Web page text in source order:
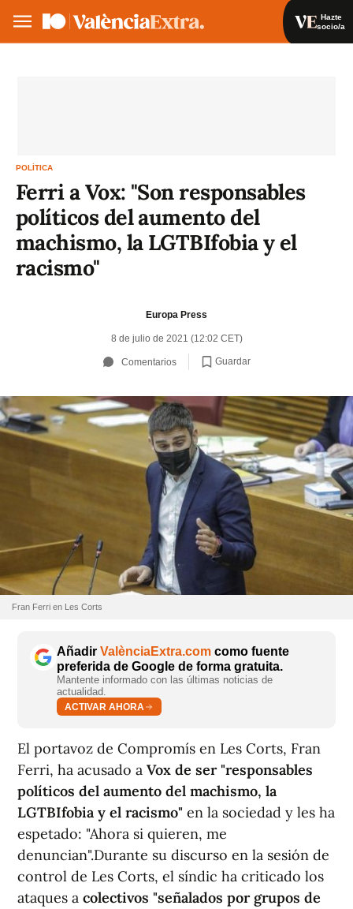
Hazte
socio/a
POLÍTICA
Ferri a Vox: "Son responsables
políticos del aumento del
machismo, la LGTBIfobia y el
racismo"
Europa Press
8 de julio de 2021 (12:02 CET)
Comentarios Guardar
Fran Ferri en Les Corts
Añadir ValènciaExtra.com como fuente
preferida de Google de forma gratuita.
Mantente informado con las últimas noticias de
actualidad.
ACTIVAR AHORA
El portavoz de Compromís en Les Corts, Fran
Ferri, ha acusado a Vox de ser "responsables
políticos del aumento del machismo, la
LGTBIfobia y el racismo" en la sociedad y les ha
espetado: "Ahora si quieren, me
denuncian".Durante su discurso en la sesión de
control de Les Corts, el síndic ha criticado los
ataques a colectivos "señalados por grupos de